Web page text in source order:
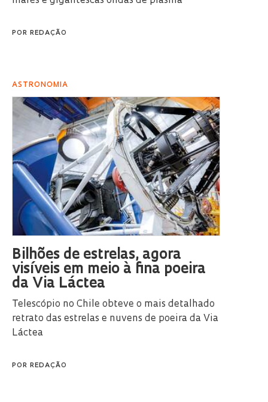
POR REDAÇÃO
ASTRONOMIA
Bilhões de estrelas, agora
visíveis em meio à fina poeira
da Via Láctea
Telescópio no Chile obteve o mais detalhado
retrato das estrelas e nuvens de poeira da Via
Láctea
POR REDAÇÃO